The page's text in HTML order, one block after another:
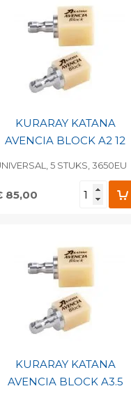
KURARAY KATANA
AVENCIA BLOCK A2 12
5 STUKS, 3650EU
85,00
Print barcode
KURARAY KATANA
AVENCIA BLOCK A3.5